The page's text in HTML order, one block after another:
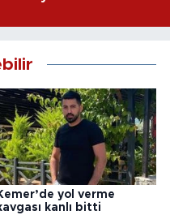
yol verme
kanlı bitti